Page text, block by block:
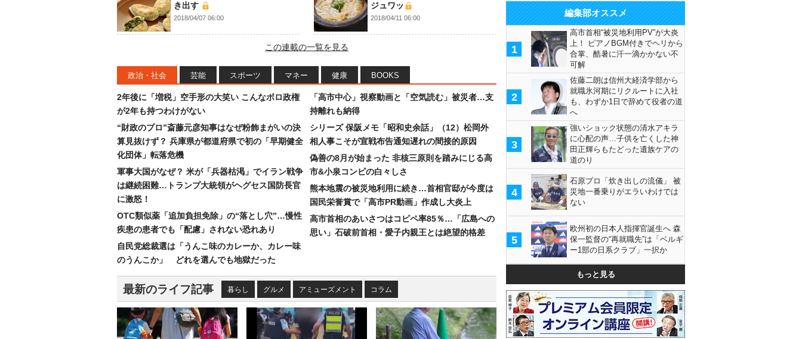
き出す
2018/04/07 06:00
ジュワッ
2018/04/11 06:00
この連載の一覧を見る
政治・社会 芸能 スポーツ マネー 健康 BOOKS
2年後に「増税」空手形の大笑い こんなボロ政権
が2年も持つわけがない
“財政のプロ”斎藤元彦知事はなぜ粉飾まがいの決
算見抜けず？ 兵庫県が都道府県で初の「早期健全
化団体」転落危機
軍事大国がなぜ？ 米が「兵器枯渇」でイラン戦争
は継続困難…トランプ大統領がヘグセス国防長官
に激怒！
OTC類似薬「追加負担免除」の“落とし穴”…慢性
疾患の患者でも「配慮」されない恐れあり
自民党総裁選は「うんこ味のカレーか、カレー味
のうんこか」 どれを選んでも地獄だった
「高市中心」視察動画と「空気読む」被災者…支
持離れも納得
シリーズ 保阪メモ「昭和史余話」（12）松岡外
相人事こそが宣戦布告通知遅れの間接的原因
偽善の8月が始まった 非核三原則を踏みにじる高
市&小泉コンビの白々しさ
熊本地震の被災地利用に続き…首相官邸が今度は
国民栄誉賞で「高市PR動画」作成し大炎上
高市首相のあいさつはコピペ率85％…「広島への
思い」石破前首相・愛子内親王とは絶望的格差
最新のライフ記事 暮らし グルメ アミューズメント コラム
編集部オススメ
1
高市首相“被災地利用PV”が大炎
上！ ピアノBGM付きでヘリから
合掌、酷暑に汗一滴かかない不
可解
2
佐藤二朗は信州大経済学部から
就職氷河期にリクルートに入社
も、わずか1日で辞めて役者の道
へ
3
強いショック状態の清水アキラ
に心配の声…子供を亡くした神
田正輝らもたどった遺族ケアの
道のり
4
石原プロ「炊き出しの流儀」 被
災地一番乗りがエラいわけでは
ない
5
欧州初の日本人指揮官誕生へ 森
保一監督の“再就職先”は「ベルギ
ー1部の日系クラブ」一択か
もっと見る